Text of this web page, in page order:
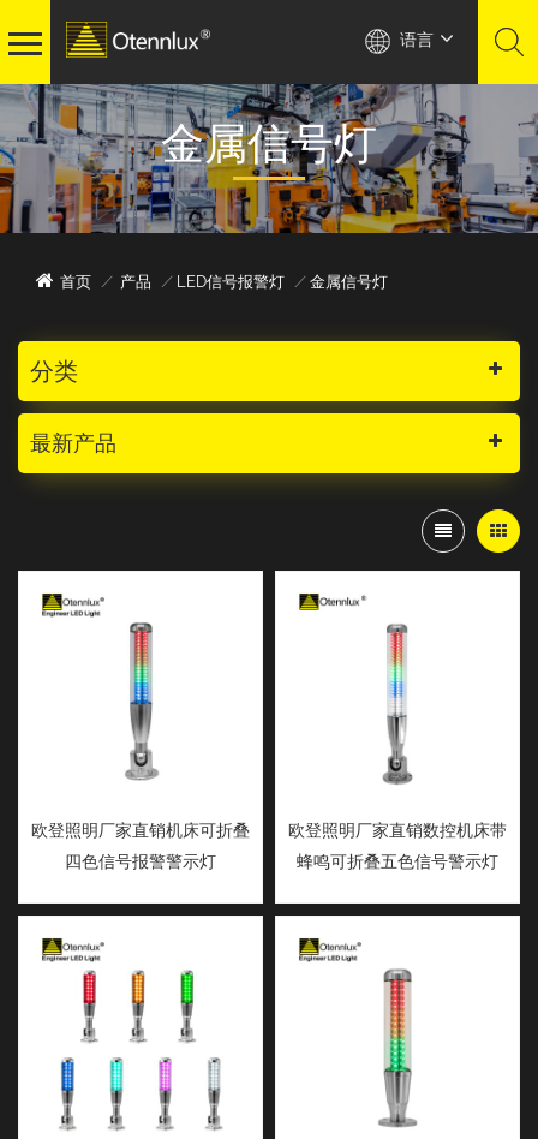
语言
金属信号灯
首页 / 产品 / LED信号报警灯 / 金属信号灯
分类
最新产品
欧登照明厂家直销机床可折叠
四色信号报警警示灯
欧登照明厂家直销数控机床带
蜂鸣可折叠五色信号警示灯